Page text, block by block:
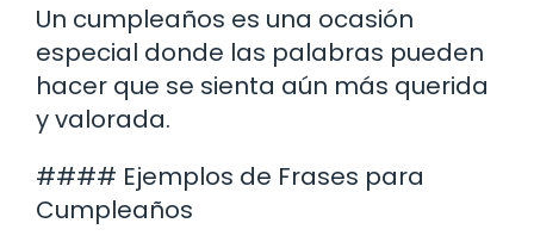
Un cumpleaños es una ocasión
especial donde las palabras pueden
hacer que se sienta aún más querida
y valorada.
#### Ejemplos de Frases para
Cumpleaños